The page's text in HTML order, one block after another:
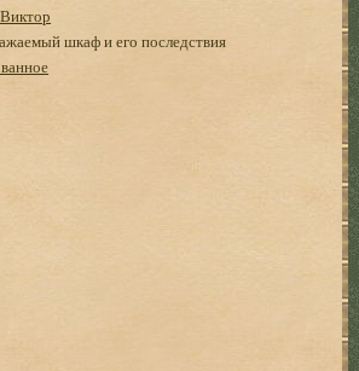
шкаф и его последствия